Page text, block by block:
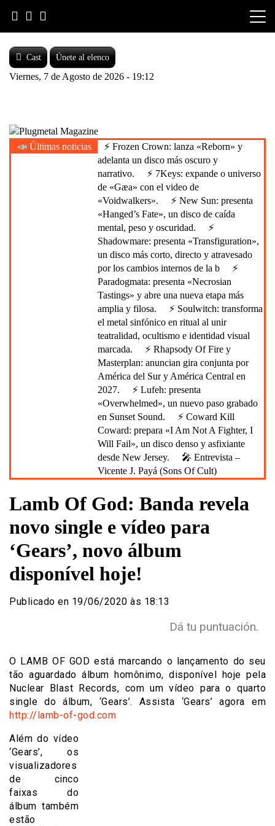
content
Cast Únete al elenco
Viernes, 7 de Agosto de 2026 - 19:12
Plugmetal Magazine
Heavy Metal is Life
📣 Últimas noticias
⚡ Frozen Crown: lanza «Reborn» y
adelanta un disco más oscuro y
narrativo.
⚡ 7Keys: expande o universo
de «Gæa» con el video de
«Voidwalkers».
⚡ New Sun: presenta
«Hanged’s Fate», un disco de caída
mental, peso y oscuridad.
⚡
Shadowmare: presenta «Transfiguration»,
un disco más corto, directo y atravesado
por los cambios internos de la b
⚡
Paradogmata: presenta «Necrosian
Tastings» y abre una nueva etapa más
amplia y filosa.
⚡ Soulwitch: transforma
el metal sinfónico en ritual al unir
teatralidad, ocultismo e identidad visual
marcada.
⚡ Rhapsody Of Fire y
Masterplan: anuncian gira conjunta por
América del Sur y América Central en
2027.
⚡ Lufeh: presenta
«Overwhelmed», un nuevo paso grabado
en Sunset Sound.
⚡ Coward Kill
Coward: prepara «I Am Not A Fighter, I
Will Fail», un disco denso y asfixiante
desde New Jersey.
🎤 Entrevista –
Vicente J. Payá (Sons Of Cult)
Lamb Of God: Banda revela
novo single e vídeo para
‘Gears’, novo álbum
disponível hoje!
Publicado en 19/06/2020 às 18:13
Dá tu puntuación.
O LAMB OF GOD está marcando o lançamento do seu
tão aguardado álbum homônimo, disponível hoje pela
Nuclear Blast Records, com um vídeo para o quarto
single do álbum, ‘Gears’. Assista ‘Gears’ agora em
http://lamb-of-god.com
Além do vídeo
‘Gears’, os
visualizadores
de cinco
faixas do
álbum também
estão